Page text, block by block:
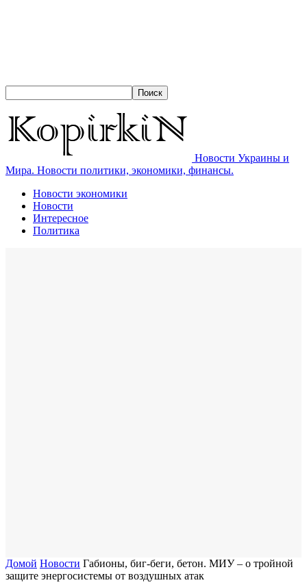
Новости Украины и
Мира. Новости политики, экономики, финансы.
Новости экономики
Новости
Интересное
Политика
Домой Новости Габионы, биг-беги, бетон. МИУ – о тройной
защите энергосистемы от воздушных атак